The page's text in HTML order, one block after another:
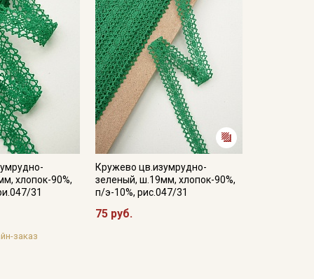
хлопок-90%,
31
заказ
Кружево цв.изумрудно-
зеленый, ш.19мм, хлопок-90%,
п/э-10%, рис.047/31
75 руб.